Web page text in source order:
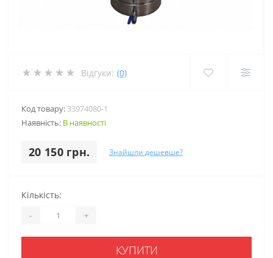
Відгуки: (0)
Код товару: 33974080-1
Наявність: В наявності
20 150 грн. Знайшли дешевше?
Кількість:
- +
КУПИТИ